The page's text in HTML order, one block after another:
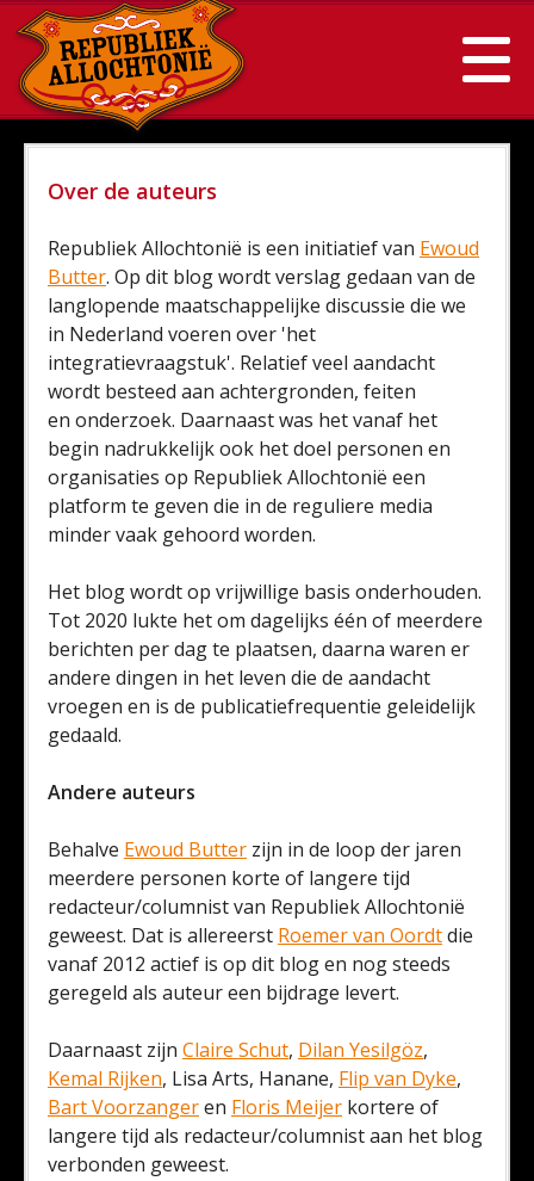
Over de auteurs
Republiek Allochtonië is een initiatief van Ewoud
Butter. Op dit blog wordt verslag gedaan van de
langlopende maatschappelijke discussie die we
in Nederland voeren over 'het
integratievraagstuk'. Relatief veel aandacht
wordt besteed aan achtergronden, feiten
en onderzoek. Daarnaast was het vanaf het
begin nadrukkelijk ook het doel personen en
organisaties op Republiek Allochtonië een
platform te geven die in de reguliere media
minder vaak gehoord worden.
Het blog wordt op vrijwillige basis onderhouden.
Tot 2020 lukte het om dagelijks één of meerdere
berichten per dag te plaatsen, daarna waren er
andere dingen in het leven die de aandacht
vroegen en is de publicatiefrequentie geleidelijk
gedaald.
Andere auteurs
Behalve Ewoud Butter zijn in de loop der jaren
meerdere personen korte of langere tijd
redacteur/columnist van Republiek Allochtonië
geweest. Dat is allereerst Roemer van Oordtdie
vanaf 2012 actief is op dit blog en nog steeds
geregeld als auteur een bijdrage levert.
Daarnaast zijn Claire Schut, Dilan Yesilgöz,
Kemal Rijken, Lisa Arts, Hanane, Flip van Dyke,
Bart Voorzangeren Floris Meijer kortere of
langere tijd als redacteur/columnist aan het blog
verbonden geweest.